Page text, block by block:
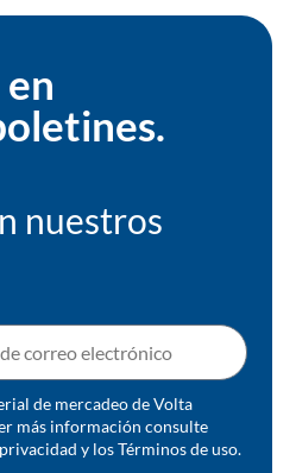
nuestros
de mercadeo de Volta
más información consulte
y losTérminos de uso.